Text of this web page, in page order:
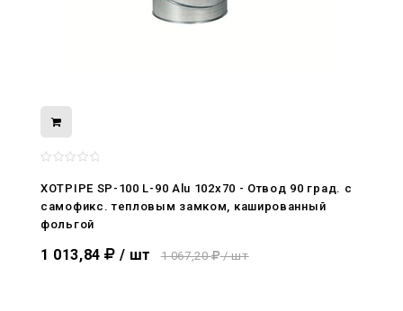
XOTPIPE SP-100 L-90 Alu 102x70 - Отвод 90 град. c
самофикс. тепловым замком, кашированный
фольгой
1 013,84 / шт 1 067,20 / шт
нами